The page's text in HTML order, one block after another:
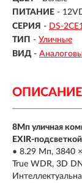
ПИТАНИЕ -
СЕРИЯ - DS-
ТИП - Уличные
ВИД -
ОПИСАНИЕ
8Мп уличная
EXIR-
• 8.29 Мп, 3840
True WDR, 3D